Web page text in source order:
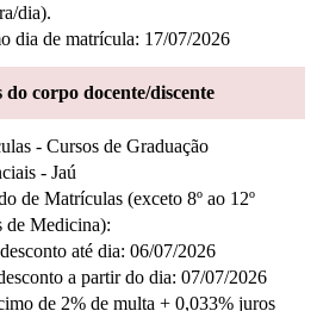
dia).
dia de matrícula: 17/07/2026
do corpo docente/discente
- Cursos de Graduação
- Jaú
de Matrículas (exceto 8º ao 12º
de Medicina):
até dia: 06/07/2026
a partir do dia: 07/07/2026
de 2% de multa + 0,033% juros